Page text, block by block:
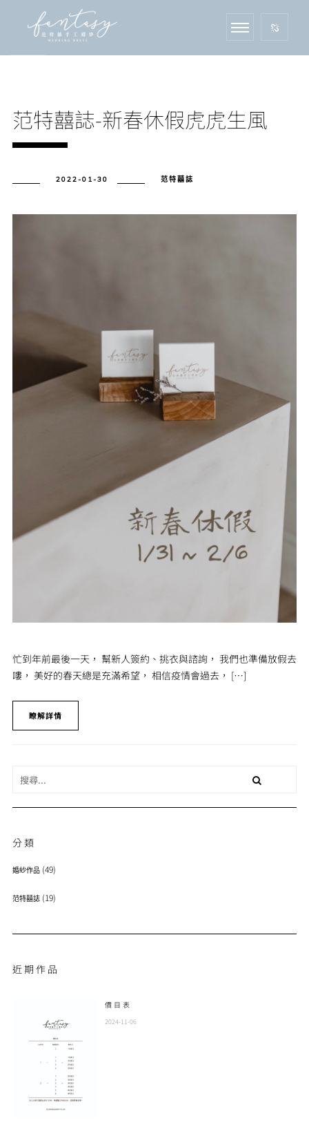
范特囍誌-新春休假虎虎生風
2022-01-30 范特囍誌
忙到年前最後一天， 幫新人簽約、挑衣與諮詢， 我們也準備放假去
嘍， 美好的春天總是充滿希望， 相信疫情會過去， […]
瞭解詳情
分類
婚紗作品(49)
范特囍誌(19)
近期作品
價目表
2024-11-06